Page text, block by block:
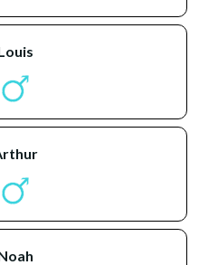
louis
arthur
noah